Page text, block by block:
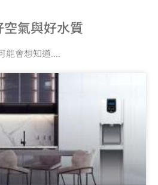
空氣與好水質
能會想知道....